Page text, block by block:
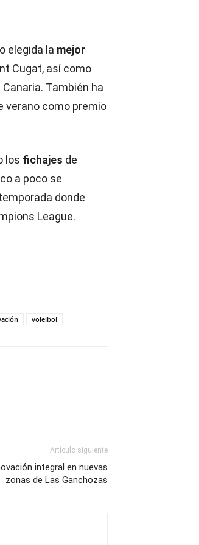
elegida la mejor
Cugat, así como
También ha
verano como premio
los fichajes de
a poco se
donde
League.
voleibol
Artículo siguiente
integral en nuevas
zonas de Las Ganchozas